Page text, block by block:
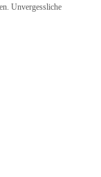
Unvergessliche